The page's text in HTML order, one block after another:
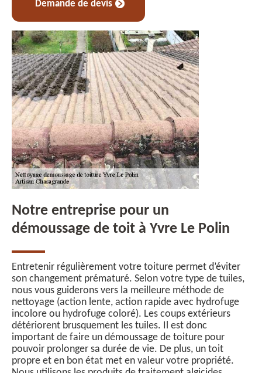
Demande de devis
Notre entreprise pour un
démoussage de toit à Yvre Le Polin
Entretenir régulièrement votre toiture permet d’éviter
son changement prématuré. Selon votre type de tuiles,
nous vous guiderons vers la meilleure méthode de
nettoyage (action lente, action rapide avec hydrofuge
incolore ou hydrofuge coloré). Les coups extérieurs
détériorent brusquement les tuiles. Il est donc
important de faire un démoussage de toiture pour
pouvoir prolonger sa durée de vie. De plus, un toit
propre et en bon état met en valeur votre propriété.